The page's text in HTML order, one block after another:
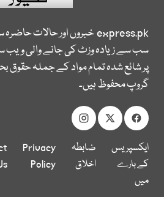
express.pkخبروں اور حالات
سب سے زیادہ وزٹ کی جانے والی
پر شائع شدہ تمام مواد کے جملہ حقوق
گروپ محفوظ ہیں۔
ایکسپریس
کے بارے
میں
ضابطہ
اخلاق
Privacy
Policy